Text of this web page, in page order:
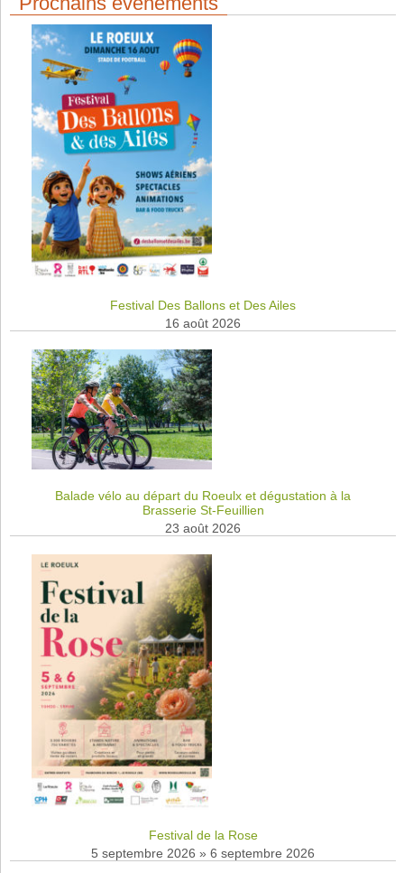
Festival Des Ballons et Des Ailes
16 août 2026
Balade vélo au départ du Roeulx et dégustation à la
Brasserie St-Feuillien
23 août 2026
Festival de la Rose
5 septembre 2026 » 6 septembre 2026